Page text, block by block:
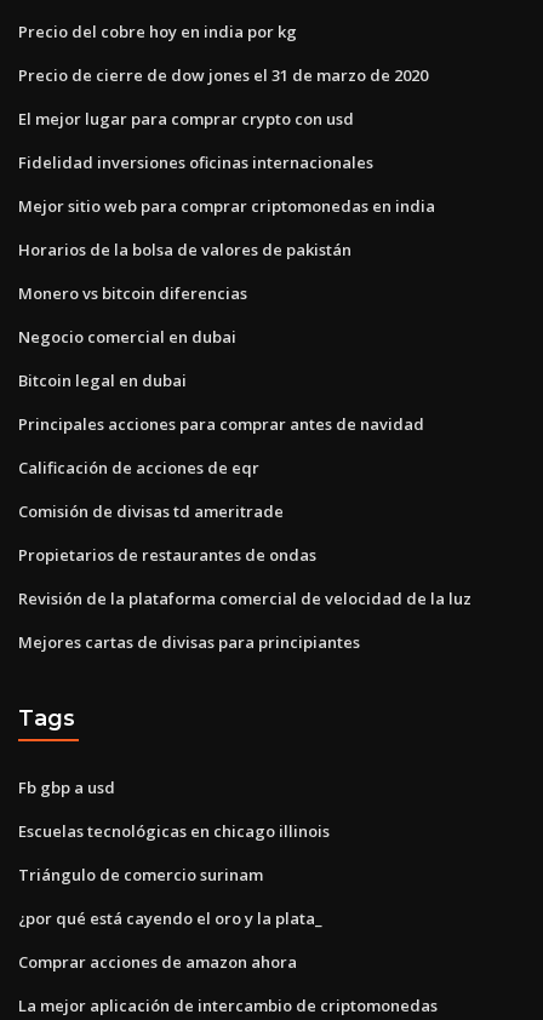
Precio del cobre hoy en india por kg
Precio de cierre de dow jones el 31 de marzo de 2020
El mejor lugar para comprar crypto con usd
Fidelidad inversiones oficinas internacionales
Mejor sitio web para comprar criptomonedas en india
Horarios de la bolsa de valores de pakistán
Monero vs bitcoin diferencias
Negocio comercial en dubai
Bitcoin legal en dubai
Principales acciones para comprar antes de navidad
Calificación de acciones de eqr
Comisión de divisas td ameritrade
Propietarios de restaurantes de ondas
Revisión de la plataforma comercial de velocidad de la luz
Mejores cartas de divisas para principiantes
Tags
Fb gbp a usd
Escuelas tecnológicas en chicago illinois
Triángulo de comercio surinam
¿por qué está cayendo el oro y la plata_
Comprar acciones de amazon ahora
La mejor aplicación de intercambio de criptomonedas